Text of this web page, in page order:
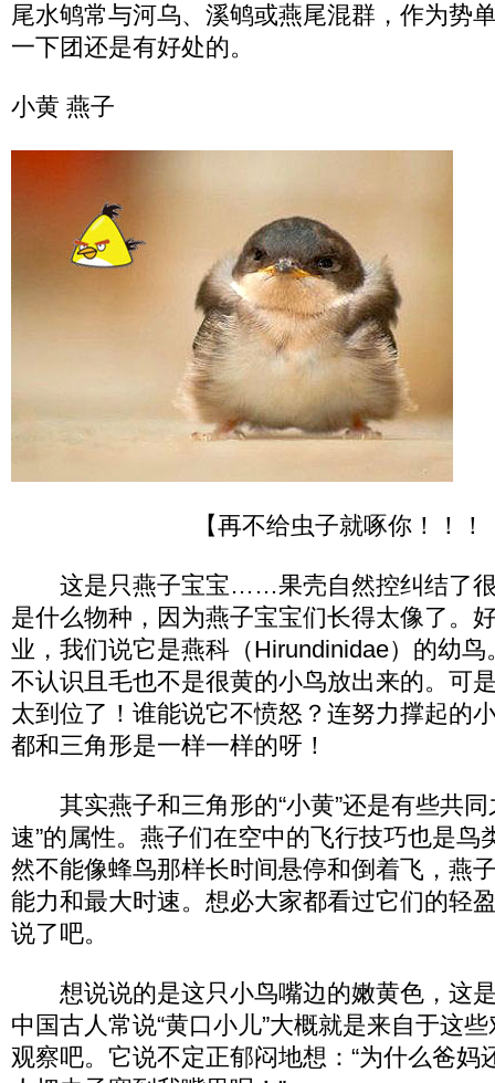
尾水鸲常与河乌、溪鸲或燕尾混群，作为势
一下团还是有好处的。
小黄 燕子
【再不给虫子就啄你！！！
这是只燕子宝宝……果壳自然控纠结了很
是什么物种，因为燕子宝宝们长得太像了。
业，我们说它是燕科（Hirundinidae）的幼
不认识且毛也不是很黄的小鸟放出来的。可
太到位了！谁能说它不愤怒？连努力撑起的
都和三角形是一样一样的呀！
其实燕子和三角形的“小黄”还是有些共同
速”的属性。燕子们在空中的飞行技巧也是鸟
然不能像蜂鸟那样长时间悬停和倒着飞，燕
能力和最大时速。想必大家都看过它们的轻
说了吧。
想说说的是这只小鸟嘴边的嫩黄色，这
中国古人常说“黄口小儿”大概就是来自于这
观察吧。它说不定正郁闷地想：“为什么爸妈